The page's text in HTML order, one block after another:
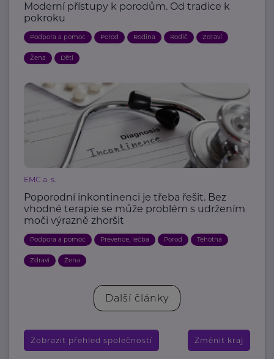
Moderní přístupy k porodům. Od tradice k
pokroku
Podpora a pomoc Porod Rodina Rodič Zdraví
Žena Děti
EMC a. s.
Poporodní inkontinenci je třeba řešit. Bez
vhodné terapie se může problém s udržením
moči výrazně zhoršit
Podpora a pomoc Prevence, léčba Porod Těhotná
Zdraví Žena
Další články
Zobrazit přehled společností Změnit kraj